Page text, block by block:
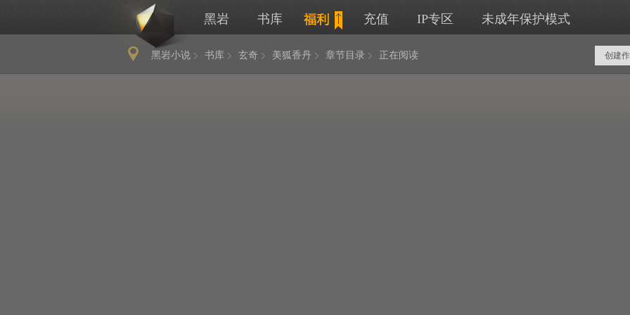
黑岩 书库 充值 IP专区 未成年保护模式
黑岩小说 书库 玄奇 美狐香丹 章节目录 正在阅读 创建